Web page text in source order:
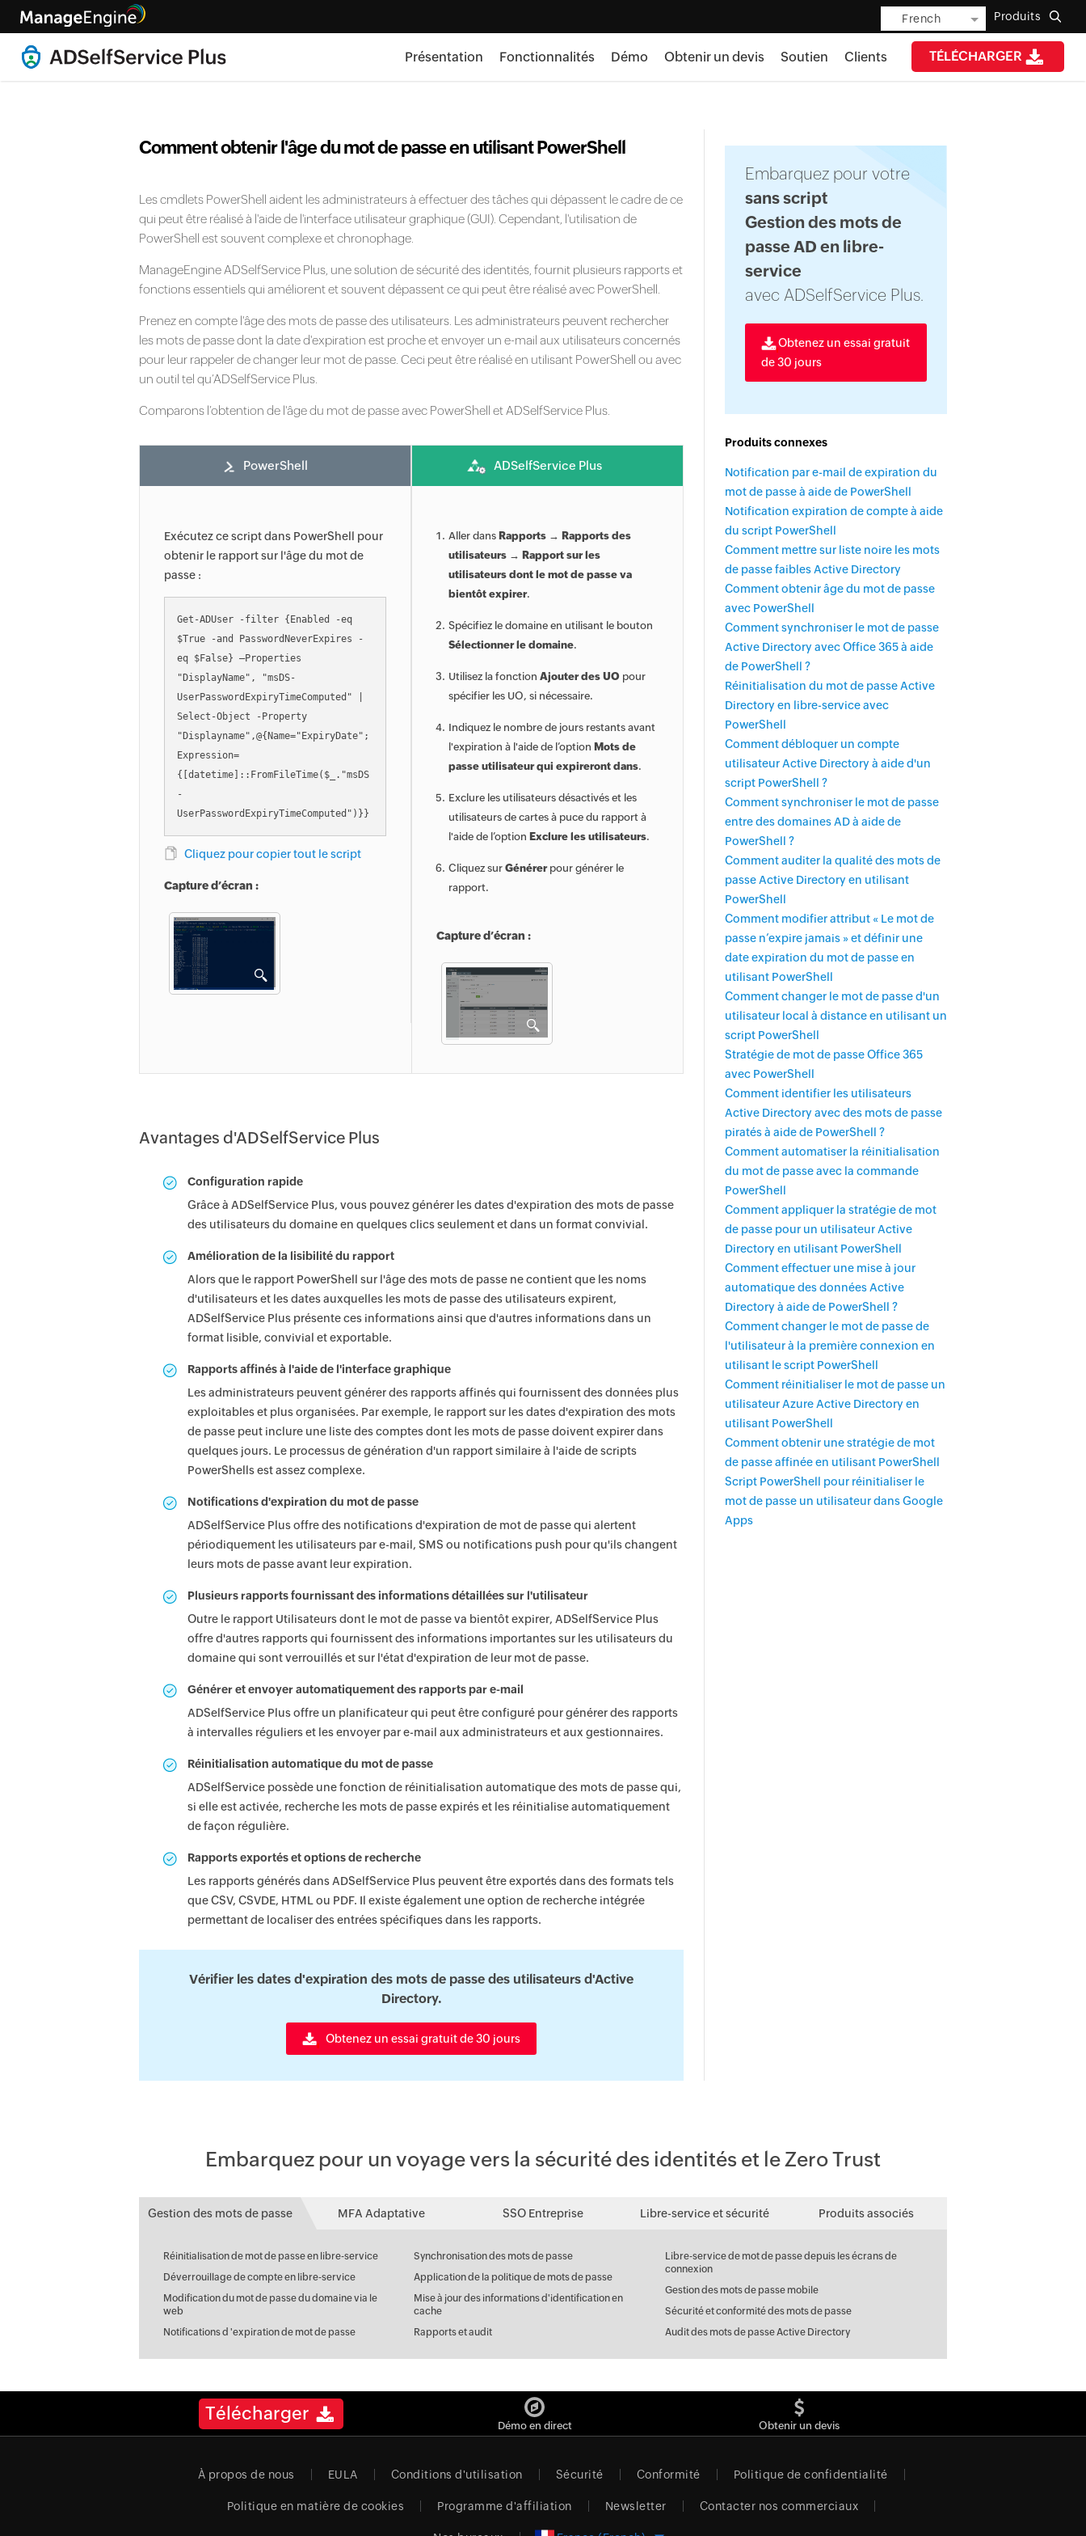
French Produits
TÉLÉCHARGER
Présentation Fonctionnalités Démo Obtenir un devis Soutien Clients
Comment obtenir l'âge du mot de passe en utilisant PowerShell
Les cmdlets PowerShell aident les administrateurs à effectuer des tâches qui dépassent le cadre de ce
qui peut être réalisé à l'aide de l'interface utilisateur graphique (GUI). Cependant, l'utilisation de
PowerShell est souvent complexe et chronophage.
ManageEngine ADSelfService Plus, une solution de sécurité des identités, fournit plusieurs rapports et
fonctions essentiels qui améliorent et souvent dépassent ce qui peut être réalisé avec PowerShell.
Prenez en compte l'âge des mots de passe des utilisateurs. Les administrateurs peuvent rechercher
les mots de passe dont la date d'expiration est proche et envoyer un e-mail aux utilisateurs concernés
pour leur rappeler de changer leur mot de passe. Ceci peut être réalisé en utilisant PowerShell ou avec
un outil tel qu’ADSelfService Plus.
Comparons l’obtention de l'âge du mot de passe avec PowerShell et ADSelfService Plus.
PowerShell
Exécutez ce script dans PowerShell pour
obtenir le rapport sur l'âge du mot de
passe :
Get-ADUser -filter {Enabled -eq
$True -and PasswordNeverExpires -
eq $False} –Properties
"DisplayName", "msDS-
UserPasswordExpiryTimeComputed" |
Select-Object -Property
"Displayname",@{Name="ExpiryDate";
Expression=
{[datetime]::FromFileTime($_."msDS
-
UserPasswordExpiryTimeComputed")}}
Cliquez pour copier tout le script
Capture d’écran :
ADSelfService Plus
Aller dans Rapports → Rapports des
utilisateurs → Rapport sur les
utilisateurs dont le mot de passe va
bientôt expirer.
Spécifiez le domaine en utilisant le bouton
Sélectionner le domaine.
Utilisez la fonction Ajouter des UO pour
spécifier les UO, si nécessaire.
Indiquez le nombre de jours restants avant
l'expiration à l'aide de l’option Mots de
passe utilisateur qui expireront dans.
Exclure les utilisateurs désactivés et les
utilisateurs de cartes à puce du rapport à
l'aide de l’option Exclure les utilisateurs.
Cliquez sur Générerpour générer le
rapport.
Capture d’écran :
Avantages d'ADSelfService Plus
Configuration rapide
Grâce à ADSelfService Plus, vous pouvez générer les dates d'expiration des mots de passe
des utilisateurs du domaine en quelques clics seulement et dans un format convivial.
Amélioration de la lisibilité du rapport
Alors que le rapport PowerShell sur l'âge des mots de passe ne contient que les noms
d'utilisateurs et les dates auxquelles les mots de passe des utilisateurs expirent,
ADSelfService Plus présente ces informations ainsi que d'autres informations dans un
format lisible, convivial et exportable.
Rapports affinés à l'aide de l'interface graphique
Les administrateurs peuvent générer des rapports affinés qui fournissent des données plus
exploitables et plus organisées. Par exemple, le rapport sur les dates d'expiration des mots
de passe peut inclure une liste des comptes dont les mots de passe doivent expirer dans
quelques jours. Le processus de génération d'un rapport similaire à l'aide de scripts
PowerShells est assez complexe.
Notifications d'expiration du mot de passe
ADSelfService Plus offre des notifications d'expiration de mot de passe qui alertent
périodiquement les utilisateurs par e-mail, SMS ou notifications push pour qu'ils changent
leurs mots de passe avant leur expiration.
Plusieurs rapports fournissant des informations détaillées sur l'utilisateur
Outre le rapport Utilisateurs dont le mot de passe va bientôt expirer, ADSelfService Plus
offre d'autres rapports qui fournissent des informations importantes sur les utilisateurs du
domaine qui sont verrouillés et sur l'état d'expiration de leur mot de passe.
Générer et envoyer automatiquement des rapports par e-mail
ADSelfService Plus offre un planificateur qui peut être configuré pour générer des rapports
à intervalles réguliers et les envoyer par e-mail aux administrateurs et aux gestionnaires.
Réinitialisation automatique du mot de passe
ADSelfService possède une fonction de réinitialisation automatique des mots de passe qui,
si elle est activée, recherche les mots de passe expirés et les réinitialise automatiquement
de façon régulière.
Rapports exportés et options de recherche
Les rapports générés dans ADSelfService Plus peuvent être exportés dans des formats tels
que CSV, CSVDE, HTML ou PDF. Il existe également une option de recherche intégrée
permettant de localiser des entrées spécifiques dans les rapports.
Vérifier les dates d'expiration des mots de passe des utilisateurs d'Active
Directory.
Obtenez un essai gratuit de 30 jours
Embarquez pour votre
sans script
Gestion des mots de
passe AD en libre-
service
avec ADSelfService Plus.
Obtenez un essai gratuit
de 30 jours
Produits connexes
Notification par e-mail de expiration du
mot de passe à aide de PowerShell
Notification expiration de compte à aide
du script PowerShell
Comment mettre sur liste noire les mots
de passe faibles Active Directory
Comment obtenir âge du mot de passe
avec PowerShell
Comment synchroniser le mot de passe
Active Directory avec Office 365 à aide
de PowerShell ?
Réinitialisation du mot de passe Active
Directory en libre-service avec
PowerShell
Comment débloquer un compte
utilisateur Active Directory à aide d'un
script PowerShell ?
Comment synchroniser le mot de passe
entre des domaines AD à aide de
PowerShell ?
Comment auditer la qualité des mots de
passe Active Directory en utilisant
PowerShell
Comment modifier attribut « Le mot de
passe n’expire jamais » et définir une
date expiration du mot de passe en
utilisant PowerShell
Comment changer le mot de passe d'un
utilisateur local à distance en utilisant un
script PowerShell
Stratégie de mot de passe Office 365
avec PowerShell
Comment identifier les utilisateurs
Active Directory avec des mots de passe
piratés à aide de PowerShell ?
Comment automatiser la réinitialisation
du mot de passe avec la commande
PowerShell
Comment appliquer la stratégie de mot
de passe pour un utilisateur Active
Directory en utilisant PowerShell
Comment effectuer une mise à jour
automatique des données Active
Directory à aide de PowerShell ?
Comment changer le mot de passe de
l'utilisateur à la première connexion en
utilisant le script PowerShell
Comment réinitialiser le mot de passe un
utilisateur Azure Active Directory en
utilisant PowerShell
Comment obtenir une stratégie de mot
de passe affinée en utilisant PowerShell
Script PowerShell pour réinitialiser le
mot de passe un utilisateur dans Google
Apps
Embarquez pour un voyage vers la sécurité des identités et le Zero Trust
Gestion des mots de passe MFA Adaptative SSO Entreprise Libre-service et sécurité Produits associés
Réinitialisation de mot de passe en libre-service
Déverrouillage de compte en libre-service
Modification du mot de passe du domaine via le
web
Notifications d 'expiration de mot de passe
Synchronisation des mots de passe
Application de la politique de mots de passe
Mise à jour des informations d'identification en
cache
Rapports et audit
Libre-service de mot de passe depuis les écrans de
connexion
Gestion des mots de passe mobile
Sécurité et conformité des mots de passe
Audit des mots de passe Active Directory
Télécharger
Démo en direct Obtenir un devis
À propos de nous EULA Conditions d'utilisation Sécurité Conformité Politique de confidentialité
Politique en matière de cookies Programme d'affiliation Newsletter Contacter nos commerciaux